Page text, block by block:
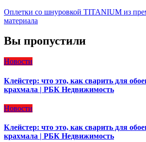
Оплетки со шнуровкой TITANIUM из
материала
Вы пропустили
Новости
Клейстер: что это, как сварить для
крахмала | РБК Недвижимость
Новости
Клейстер: что это, как сварить для
крахмала | РБК Недвижимость